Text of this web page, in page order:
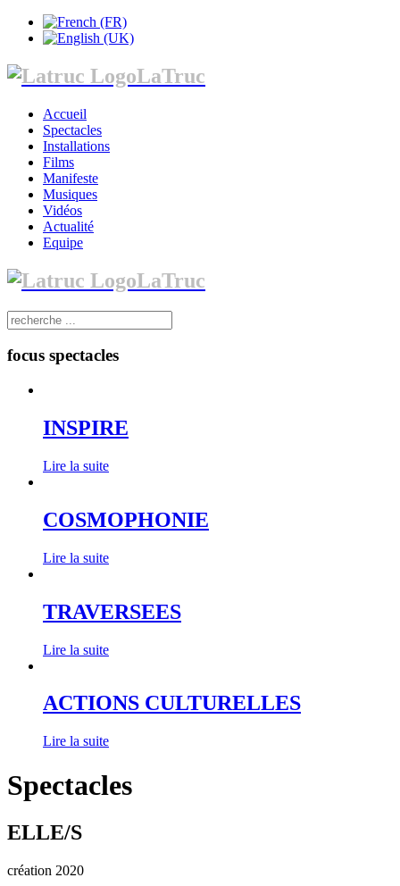
LaTruc
Accueil
Spectacles
Installations
Films
Manifeste
Musiques
Vidéos
Actualité
Equipe
LaTruc
focus spectacles
INSPIRE
Lire la suite
COSMOPHONIE
Lire la suite
TRAVERSEES
Lire la suite
ACTIONS CULTURELLES
Lire la suite
Spectacles
ELLE/S
création 2020